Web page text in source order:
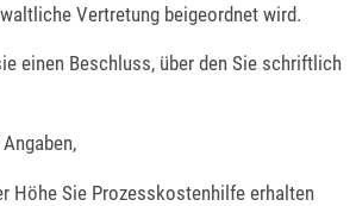
Vertretung beigeordnet wird.
einen Beschluss, über den Sie schriftlich
Höhe Sie Prozesskostenhilfe erhalten